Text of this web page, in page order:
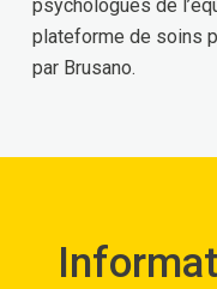
psychologues de
plateforme de soins
par Brusano.